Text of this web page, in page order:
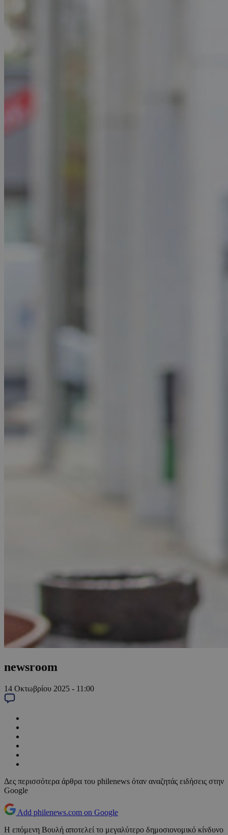
newsroom
14 Οκτωβρίου 2025 - 11:00
Δες περισσότερα άρθρα του philenews όταν αναζητάς ειδήσεις στην
Google
Add philenews.com on Google
Η επόμενη Βουλή αποτελεί το μεγαλύτερο δημοσιονομικό κίνδυνο